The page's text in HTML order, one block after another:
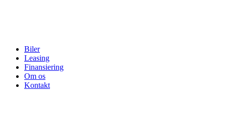
Biler
Leasing
Finansiering
Om os
Kontakt